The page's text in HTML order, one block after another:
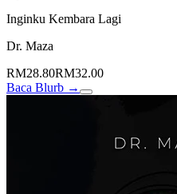
Inginku Kembara Lagi
Dr. Maza
RM28.80RM32.00
Baca Blurb →